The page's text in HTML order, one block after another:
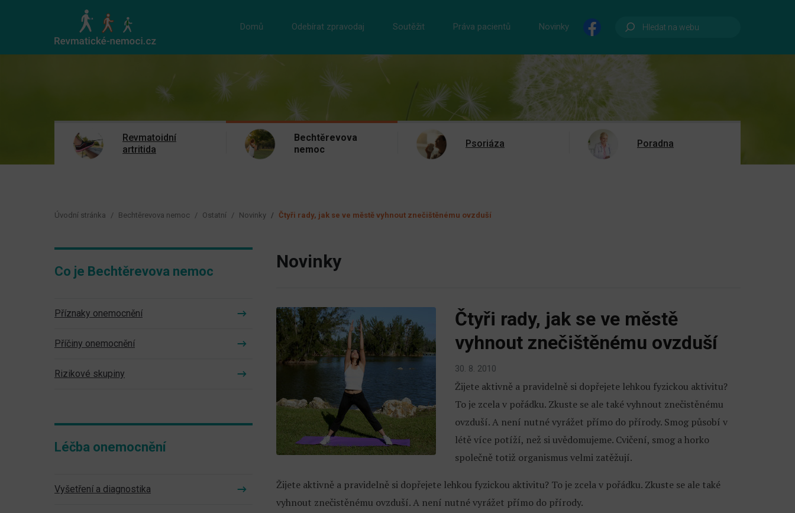
Domů Odebírat zpravodaj Soutěžit Práva pacientů Novinky
Revmatoidní
artritida
Bechtěrevova
nemoc
Psoriáza Poradna
Úvodní stránka Bechtěrevova nemoc Ostatní Novinky Čtyři rady, jak se ve městě vyhnout znečištěnému ovzduší
Novinky
Čtyři rady, jak se ve městě
vyhnout znečištěnému ovzduší
30. 8. 2010
Žijete aktivně a pravidelně si dopřejete lehkou fyzickou aktivitu?
To je zcela v pořádku. Zkuste se ale také vyhnout znečistěnému
ovzduší. A není nutné vyrážet přímo do přírody. Smog působí v
létě více potíží, než si uvědomujeme. Cvičení, smog a horko
společně totiž organismus velmi zatěžují.
Žijete aktivně a pravidelně si dopřejete lehkou fyzickou aktivitu? To je zcela v pořádku. Zkuste se ale také
vyhnout znečistěnému ovzduší. A není nutné vyrážet přímo do přírody.
Co je Bechtěrevova nemoc
Příznaky onemocnění
Příčiny onemocnění
Rizikové skupiny
Léčba onemocnění
Vyšetření a diagnostika